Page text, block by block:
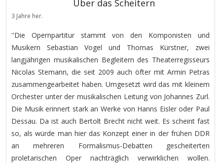
Über das Scheitern
3 Jahre her.
''Die Opernpartitur stammt von den Komponisten und
Musikern Sebastian Vogel und Thomas Kürstner, zwei
langjährigen musikalischen Begleitern des Theaterregisseurs
Nicolas Stemann, die seit 2009 auch öfter mit Armin Petras
zusammengearbeitet haben. Umgesetzt wird das mit kleinem
Orchester unter der musikalischen Leitung von Johannes Zurl.
Die Musik erinnert stark an Werke von Hanns Eisler oder Paul
Dessau. Da ist auch Bertolt Brecht nicht weit. Es scheint fast
so, als würde man hier das Konzept einer in der frühen DDR
an mehreren Formalismus-Debatten gescheiterten
proletarischen Oper nachträglich verwirklichen wollen.